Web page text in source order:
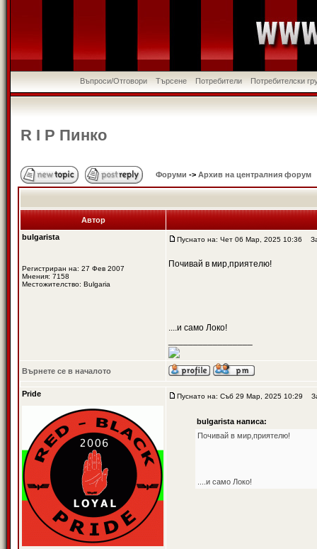
Въпроси/Отговори Търсене Потребители Потребителски
R I P Пинко
Форуми -> Архив на централния форум
Автор
bulgarista
Регистриран на: 27 Фев 2007
Мнения: 7158
Местожителство: Bulgaria
Пуснато на: Чет 06 Мар, 2025 10:36
Почивай в мир,приятелю!
....и само Локо!
Върнете се в началото
Pride Пуснато на: Съб 29 Мар, 2025 10:29
bulgarista написа:
Почивай в мир,приятелю!
....и само Локо!